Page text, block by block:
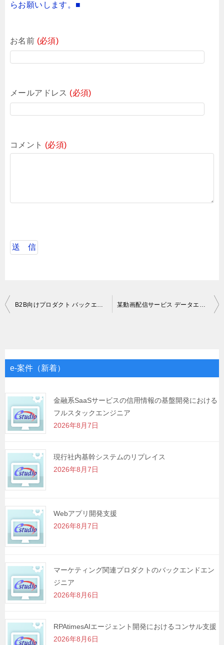
らお願いします。■
お名前 (必須)
メールアドレス (必須)
コメント (必須)
投
ゲ
シ
ョ
ン
B2B向けプロダクト バックエンド開発支援（SSKotlin） 某動画配信サービス データエンジニア業務
e-案件（新着）
金融系SaaSサービスの信用情報の基盤開発における
フルスタックエンジニア
2026年8月7日
現行社内基幹システムのリプレイス
2026年8月7日
Webアプリ開発支援
2026年8月7日
マーケティング関連プロダクトのバックエンドエン
ジニア
2026年8月6日
RPAtimesAIエージェント開発におけるコンサル支援
2026年8月6日